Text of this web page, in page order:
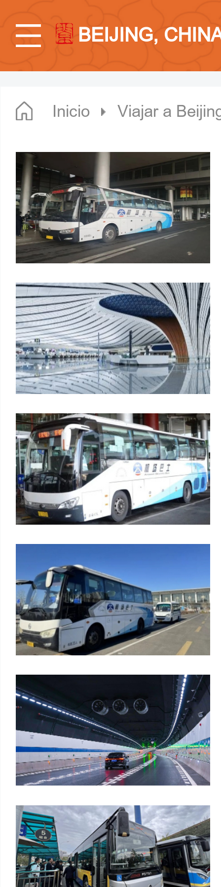
BEIJING,
Inicio Viajar a